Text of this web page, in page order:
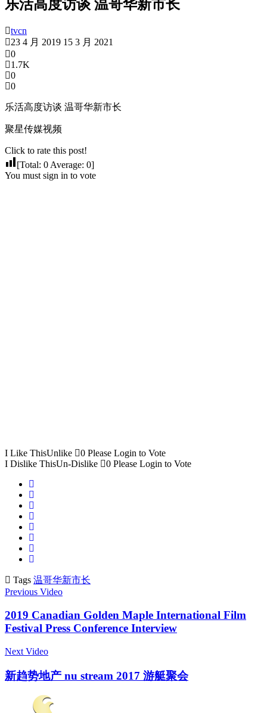
乐活高度访谈 温哥华新市长
tvcn
23 4 月 2019 15 3 月 2021
0
1.7K
0
0
乐活高度访谈 温哥华新市长
聚星传媒视频
Click to rate this post!
[Total: 0 Average: 0]
You must sign in to vote
I Like ThisUnlike 0 Please Login to Vote
I Dislike ThisUn-Dislike 0 Please Login to Vote
Tags 温哥华新市长
Previous Video
2019 Canadian Golden Maple International Film
Festival Press Conference Interview
Next Video
新趋势地产 nu stream 2017 游艇聚会